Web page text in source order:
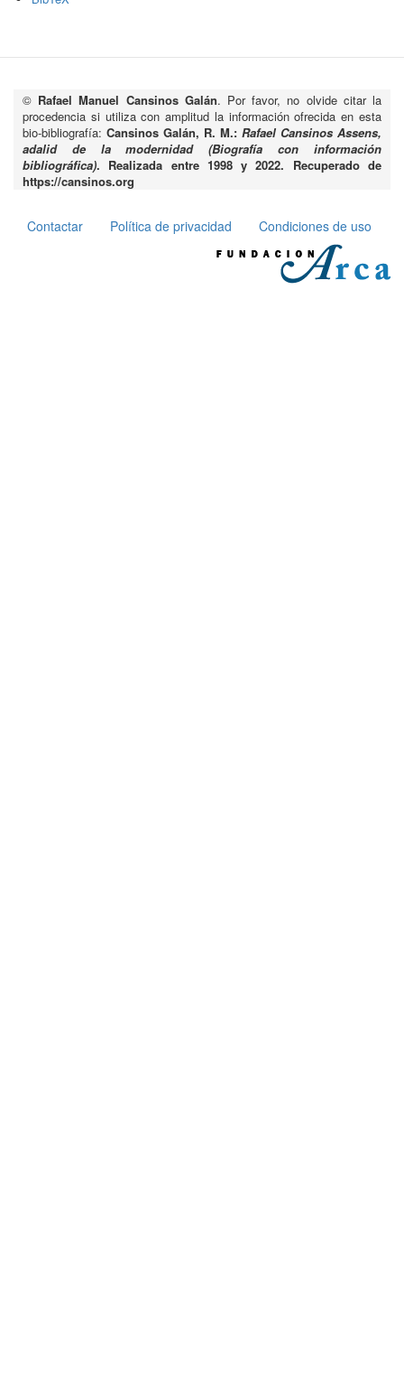
© Rafael Manuel Cansinos Galán. Por favor, no olvide citar la
procedencia si utiliza con amplitud la información ofrecida en esta
bio-bibliografía: Cansinos Galán, R. M.: Rafael Cansinos Assens,
adalid de la modernidad (Biografía con información
bibliográfica). Realizada entre 1998 y 2022. Recuperado de
https://cansinos.org
Pie
Contactar Política de privacidad Condiciones de uso